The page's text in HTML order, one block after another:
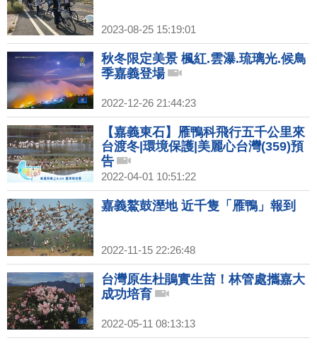
2023-08-25 15:19:01
秋冬限定美景 楓紅.雲瀑.琉璃光.候鳥
季嘉義登場
2022-12-26 21:44:23
【嘉義東石】雁鴨科飛行五千公里來
台渡冬|環境保護|美麗心台灣(359)預
告
2022-04-01 10:51:22
嘉義鰲鼓溼地 近千隻「雁鴨」報到
2022-11-15 22:26:48
台灣原生杜鵑實生苗！林管處攜嘉大
成功培育
2022-05-11 08:13:13